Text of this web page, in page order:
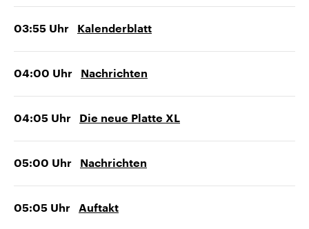
03:55 Uhr Kalenderblatt
04:00 Uhr Nachrichten
04:05 Uhr Die neue Platte XL
05:00 Uhr Nachrichten
05:05 Uhr Auftakt